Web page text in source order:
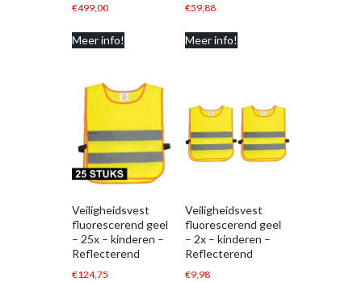
€499,00
Meer info!
€59,88
Meer info!
Veiligheidsvest
fluorescerend geel
– 25x – kinderen –
Reflecterend
€124,75
Veiligheidsvest
fluorescerend geel
– 2x – kinderen –
Reflecterend
€9,98